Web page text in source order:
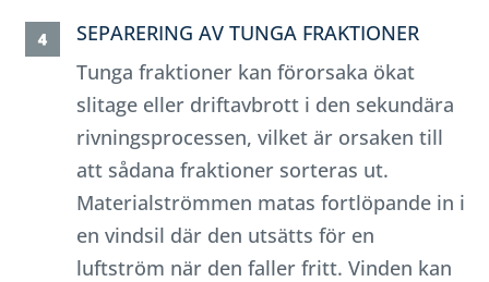
SEPARERING AV TUNGA FRAKTIONER
Tunga fraktioner kan förorsaka ökat
slitage eller driftavbrott i den sekundära
rivningsprocessen, vilket är orsaken till
att sådana fraktioner sorteras ut.
Materialströmmen matas fortlöpande in i
en vindsil där den utsätts för en
luftström när den faller fritt. Vinden kan